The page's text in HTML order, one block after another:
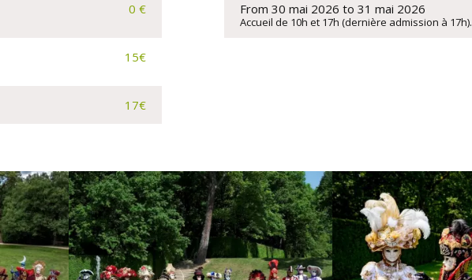
0 €
15€
17€
From 30 mai 2026 to 31 mai 2026
Accueil de 10h et 17h (dernière admission à 17h).